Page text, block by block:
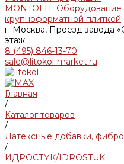
MONTOLIT.
крупноформатной плиткой
г. Москва, Проезд завода
этаж.
8 (495) 846-13-70
sale@litokol-market.ru
Главная
/
Каталог товаров
/
Латексные добавки,
/
ИДРОСТУК/IDROSTUK